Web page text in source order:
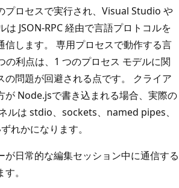
プロセスで実行され、Visual Studio や
は JSON-RPC 経由で言語プロトコルを
信します。 専用プロセスで動作する言
の利点は、1 つのプロセス モデルに関
の問題が回避される点です。 クライア
が Node.jsで書き込まれる場合、実際の
ルは stdio、sockets、named pipes、
れかになります。
が日常的な編集セッション中に通信する
。